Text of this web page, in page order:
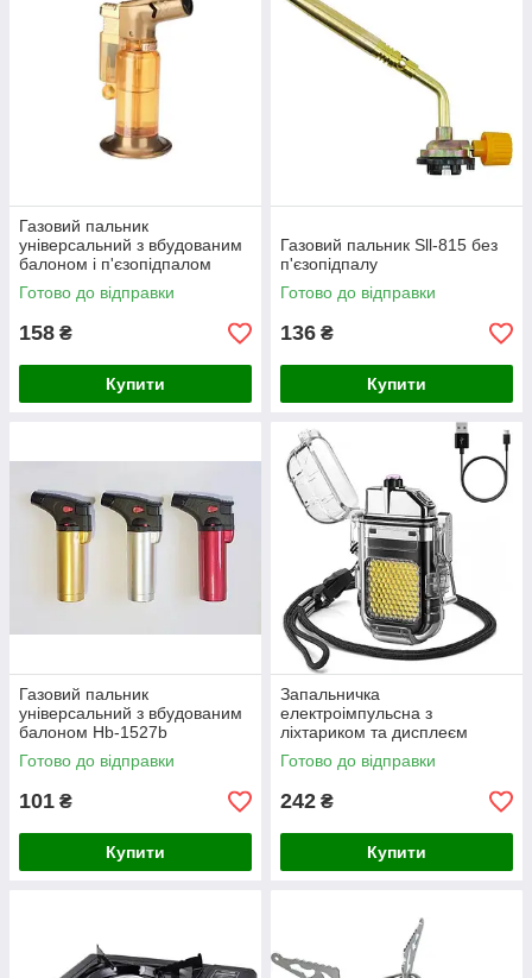
Газовий пальник
універсальний з вбудованим
балоном і п'єзопідпалом
Bairui Br-856
Готово до відправки
158 ₴
Купити
Газовий пальник Sll-815 без
п'єзопідпалу
Готово до відправки
136 ₴
Купити
Газовий пальник
універсальний з вбудованим
балоном Hb-1527b
Готово до відправки
101 ₴
Купити
Запальничка
електроімпульсна з
ліхтариком та дисплеєм
Готово до відправки
242 ₴
Купити